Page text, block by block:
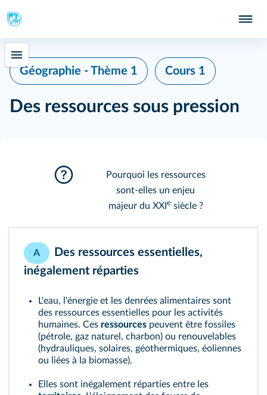
Géographie - Thème 1 Cours 1
Des ressources sous pression
Pourquoi les ressources
sont‑elles un enjeu
majeur du XXI esiècle ?
A
Des ressources essentielles,
inégalement réparties
L'eau, l'énergie et les denrées alimentaires sont
des ressources essentielles pour les activités
humaines. Ces ressources peuvent être fossiles
(pétrole, gaz naturel, charbon) ou renouvelables
(hydrauliques, solaires, géothermiques, éoliennes
ou liées à la biomasse).
Elles sont inégalement réparties entre les